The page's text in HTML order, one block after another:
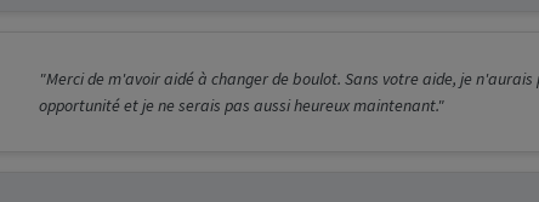
"Merci de m'avoir aidé à changer de boulot. Sans votre aide, je n'aurais
opportunité et je ne serais pas aussi heureux maintenant."